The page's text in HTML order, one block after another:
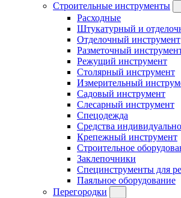
Строительные инструменты
Расходные
Штукатурный и
Отделочный инструмент
Разметочный
Режущий инструмент
Столярный инструмент
Измерительный
Садовый инструмент
Слесарный инструмент
Спецодежда
Средства
Крепежный инструмент
Строительное
Заклепочники
Специнструменты для
Паяльное оборудование
Перегородки